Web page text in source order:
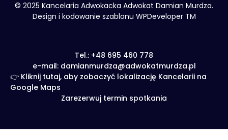
© 2025 Kancelaria Adwokacka Adwokat Damian Murdza.
Design i kodowanie szablonu WPDeveloper TM
Tel.: +48 695 460 778
e-mail: damianmurdza@adwokatmurdza.pl
👉 Kliknij tutaj, aby zobaczyć lokalizację Kancelarii na
Google Maps
Zarezerwuj termin spotkania